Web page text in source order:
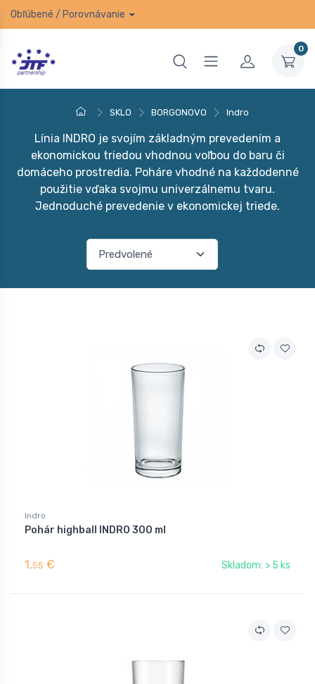
Obľúbené / Porovnávanie
0
SKLO BORGONOVO Indro
Línia INDRO je svojím základným prevedením a
ekonomickou triedou vhodnou voľbou do baru či
domáceho prostredia. Poháre vhodné na každodenné
použitie vďaka svojmu univerzálnemu tvaru.
Jednoduché prevedenie v ekonomickej triede.
Indro
Pohár highball INDRO 300 ml
1,55 € Skladom: > 5 ks